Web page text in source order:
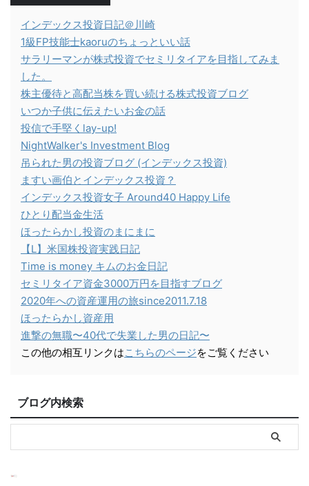
インデックス投資日記＠川崎
1級FP技能士kaoruのちょっといい話
サラリーマンが株式投資でセミリタイアを目指してみま
した。
株主優待と高配当株を買い続ける株式投資ブログ
いつか子供に伝えたいお金の話
投信で手堅くlay-up!
NightWalker's Investment Blog
吊られた男の投資ブログ (インデックス投資)
ますい画伯とインデックス投資？
インデックス投資女子 Around40 Happy Life
ひとり配当金生活
ほったらかし投資のまにまに
【L】米国株投資実践日記
Time is money キムのお金日記
セミリタイア資金3000万円を目指すブログ
2020年への資産運用の旅since2011.7.18
ほったらかし資産用
進撃の無職〜40代で失業した男の日記〜
この他の相互リンクはこちらのページをご覧ください
ブログ内検索